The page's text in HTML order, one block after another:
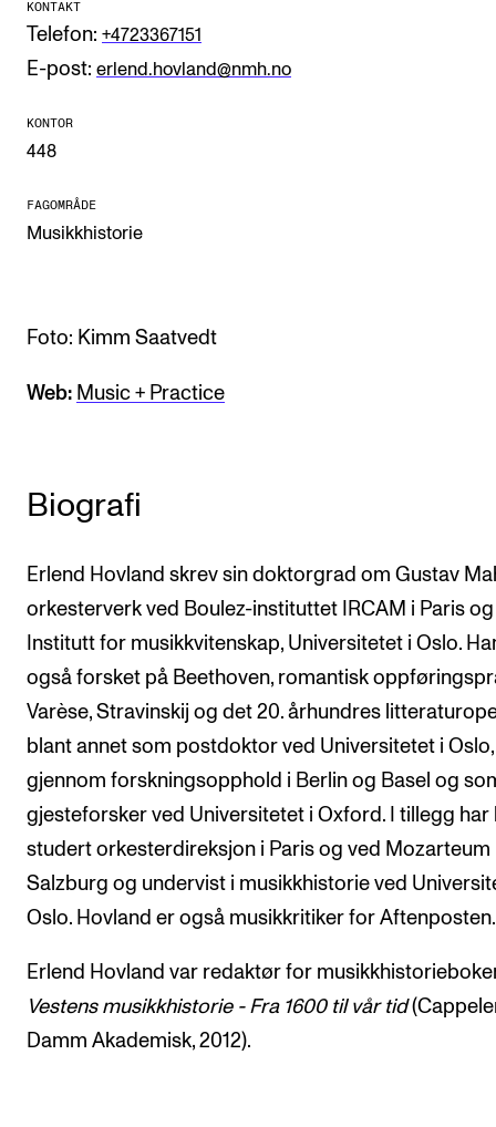
INTERNASJONALT
Internasjonal strategi
Nettverk
AKTUELT
Nyheter og historier
INFO
Om Norges musikkhøgskole
Kontakt oss
Finn ansatte
For ansatte og studenter
KONTAKT
Telefon: +4723367151
E-post: erlend.hovland@nmh.no
KONTOR
448
FAGOMRÅDE
Musikkhistorie
Foto: Kimm Saatvedt
Web: Music + Practice
Biografi
Erlend Hovland skrev sin doktorgrad om Gustav
orkesterverk ved Boulez-instituttet IRCAM i Paris
Institutt for musikkvitenskap, Universitetet i Oslo.
også forsket på Beethoven, romantisk
Varèse, Stravinskij og det 20. århundres
blant annet som postdoktor ved Universitetet i Oslo,
gjennom forskningsopphold i Berlin og Basel og
gjesteforsker ved Universitetet i Oxford. I tillegg har
studert orkesterdireksjon i Paris og ved Mozarteum
Salzburg og undervist i musikkhistorie ved
Oslo. Hovland er også musikkritiker for Aftenposten.
Erlend Hovland var redaktør for
Vestens musikkhistorie - Fra 1600 til vår tid
Damm Akademisk, 2012).